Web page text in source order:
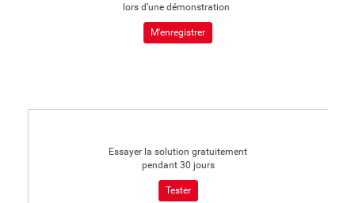
lors d’une démonstration
M'enregistrer
Essayer la solution gratuitement
pendant 30 jours
Tester